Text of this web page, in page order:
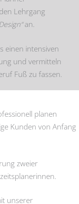
Lehrgang
an.
einen intensiven
und vermitteln
Fuß zu fassen.
planen
Kunden von Anfang
zweier
unserer